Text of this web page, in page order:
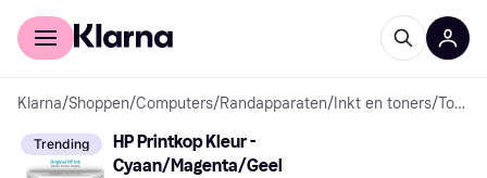
Voor shoppers
Klarna/Shoppen/Computers/Randapparaten/ Inkt en toners/ Toner Cartridges
Trending
HP Printkop Kleur -
Cyaan/Magenta/Geel